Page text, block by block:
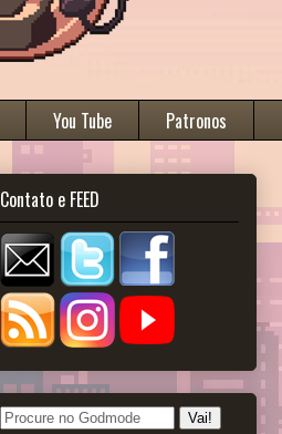
You Tube Patronos
Contato e FEED